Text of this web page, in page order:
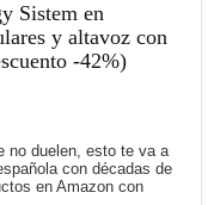
Sistem en
y altavoz con
-42%)
no duelen, esto te va a
con décadas de
en Amazon con